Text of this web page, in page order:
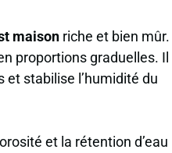
maison riche et bien mûr.
proportions graduelles. Il
stabilise l’humidité du
et la rétention d’eau